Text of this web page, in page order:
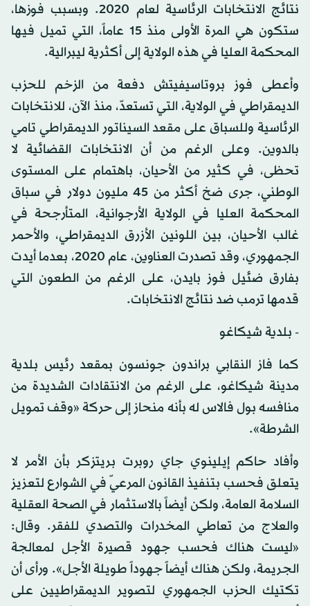
نتائج الانتخابات الرئاسية لعام 2020. وبسبب فوزها،
ستكون هي المرة الأولى منذ 15 عاماً، التي تميل فيها
المحكمة العليا في هذه الولاية إلى أكثرية ليبرالية.
وأعطى فوز بروتاسيفيتش دفعة من الزخم للحزب
الديمقراطي في الولاية، التي تستعدّ، منذ الآن، للانتخابات
الرئاسية وللسباق على مقعد السيناتور الديمقراطي تامي
بالدوين. وعلى الرغم من أن الانتخابات القضائية لا
تحظى، في كثير من الأحيان، باهتمام على المستوى
الوطني، جرى ضخ أكثر من 45 مليون دولار في سباق
المحكمة العليا في الولاية الأرجوانية، المتأرجحة في
غالب الأحيان، بين اللونين الأزرق الديمقراطي، والأحمر
الجمهوري، وقد تصدرت العناوين، عام 2020، بعدما أيدت
بفارق ضئيل فوز بايدن، على الرغم من الطعون التي
قدمها ترمب ضد نتائج الانتخابات.
- بلدية شيكاغو
كما فاز النقابي براندون جونسون بمقعد رئيس بلدية
مدينة شيكاغو، على الرغم من الانتقادات الشديدة من
منافسه بول فالاس له بأنه منحاز إلى حركة «وقف تمويل
الشرطة».
وأفاد حاكم إيلينوي جاي روبرت بريتزكر بأن الأمر لا
يتعلق فحسب بتنفيذ القانون المرعيّ في الشوارع لتعزيز
السلامة العامة، ولكن أيضاً بالاستثمار في الصحة العقلية
والعلاج من تعاطي المخدرات والتصدي للفقر. وقال:
«ليست هناك فحسب جهود قصيرة الأجل لمعالجة
الجريمة، ولكن هناك أيضاً جهوداً طويلة الأجل». ورأى أن
تكتيك الحزب الجمهوري لتصوير الديمقراطيين على